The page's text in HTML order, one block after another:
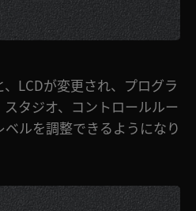
LCDが変更され、プログラ
タジオ、コントロールルー
ルを調整できるようになり